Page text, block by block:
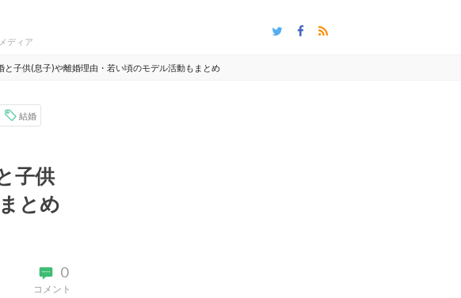
ディア
子供(息子)や離婚理由・若い頃のモデル活動もまとめ
結婚
子供
とめ
0
コメント